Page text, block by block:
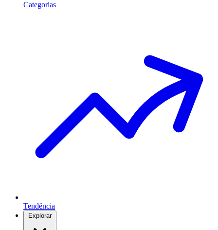
Categorias
Tendência
Explorar